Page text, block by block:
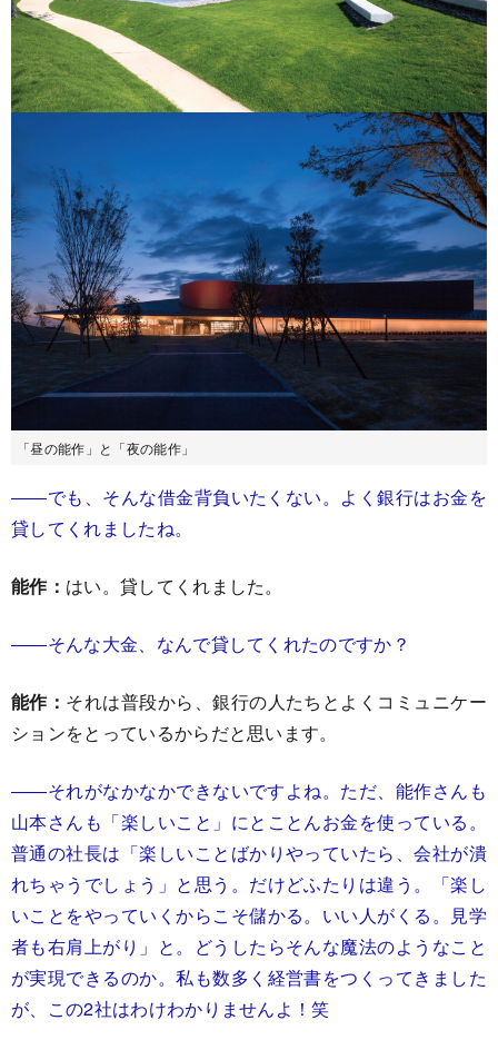
「昼の能作」と「夜の能作」
――でも、そんな借金背負いたくない。よく銀行はお金を
貸してくれましたね。
能作： はい。貸してくれました。
――そんな大金、なんで貸してくれたのですか？
能作： それは普段から、銀行の人たちとよくコミュニケー
ションをとっているからだと思います。
――それがなかなかできないですよね。ただ、能作さんも
山本さんも「楽しいこと」にとことんお金を使っている。
普通の社長は「楽しいことばかりやっていたら、会社が潰
れちゃうでしょう」と思う。だけどふたりは違う。「楽し
いことをやっていくからこそ儲かる。いい人がくる。見学
者も右肩上がり」と。どうしたらそんな魔法のようなこと
が実現できるのか。私も数多く経営書をつくってきました
が、この2社はわけわかりませんよ！笑